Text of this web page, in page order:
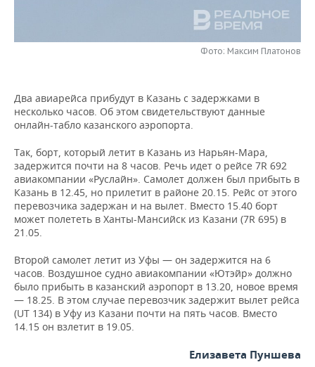
ЭНЕРГЕТИКА
ТЕЛЕКОММУНИКАЦИИ
ВЫЕЗДНАЯ РЕДАКЦИЯ
БИЗНЕС-БРАНЧИ
ONLINE-КОНФЕРЕНЦИИ
ОТКРЫТАЯ ЛЕКЦИЯ
НОВОСТИ СПОРТА
ФУТБОЛ
ХОККЕЙ
БАСКЕТБОЛ
ВОЛЕЙБОЛ
ФИГУРНОЕ КАТАНИЕ
ВОДНЫЕ ВИДЫ СПОРТА
ОБЩЕСТВО
НОВОСТИ ОБЩЕСТВА
ВЛАСТЬ
ИНФРАСТРУКТУРА
ИСТОРИЯ
МЕДИЦИНА
ОБРАЗОВАНИЕ
ФОТОГАЛЕРЕЯ
СЮЖЕТЫ
СПРАВОЧНИК
СПИСОК ПЕРСОН
ПОЛНАЯ ВЕРСИЯ
Фото: Максим Платонов
Два авиарейса прибудут в Казань с задержками в
несколько часов. Об этом свидетельствуют данные
онлайн-табло казанского аэропорта.
Так, борт, который летит в Казань из Нарьян-Мара,
задержится почти на 8 часов. Речь идет о рейсе 7R 692
авиакомпании «Руслайн». Самолет должен был прибыть в
Казань в 12.45, но прилетит в районе 20.15. Рейс от этого
перевозчика задержан и на вылет. Вместо 15.40 борт
может полететь в Ханты-Мансийск из Казани (7R 695) в
21.05.
Второй самолет летит из Уфы — он задержится на 6
часов. Воздушное судно авиакомпании «Ютэйр» должно
было прибыть в казанский аэропорт в 13.20, новое время
— 18.25. В этом случае перевозчик задержит вылет рейса
(UT 134) в Уфу из Казани почти на пять часов. Вместо
14.15 он взлетит в 19.05.
Елизавета Пуншева